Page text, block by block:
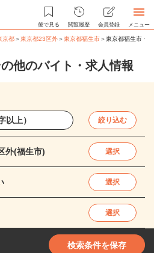
後で見る 閲覧履歴 会員登録 メニュー
京都＞東京都23区外＞東京都福生市＞東京都福生市・
他のバイト・求人情報
絞り込む
外(福生市) 選択
選択
選択
検索条件を保存